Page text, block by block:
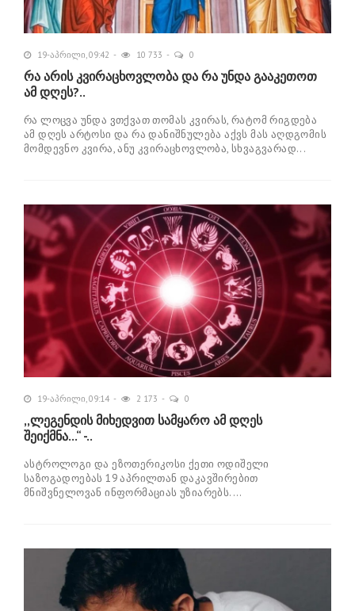
19-აპრილი, 09:42 10 733 0
რა არის კვირაცხოვლობა და რა უნდა გააკეთოთ
ამ დღეს?..
რა ლოცვა უნდა ვთქვათ თომას კვირას, რატომ რიგდება
ამ დღეს არტოსი და რა დანიშნულება აქვს მას აღდგომის
მომდევნო კვირა, ანუ კვირაცხოვლობა, სხვაგვარად...
19-აპრილი, 09:14 2 173 0
,,ლეგენდის მიხედვით სამყარო ამ დღეს
შეიქმნა...“ -..
ასტროლოგი და ეზოთერიკოსი ქეთი ოდიშელი
საზოგადოებას 19 აპრილთან დაკავშირებით
მნიშვნელოვან ინფორმაციას უზიარებს....